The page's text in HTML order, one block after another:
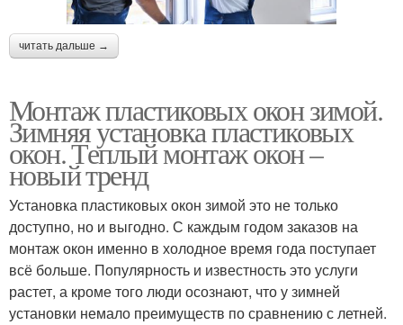
читать дальше →
Монтаж пластиковых окон зимой.
Зимняя установка пластиковых
окон. Теплый монтаж окон –
новый тренд
Установка пластиковых окон зимой это не только
доступно, но и выгодно. С каждым годом заказов на
монтаж окон именно в холодное время года поступает
всё больше. Популярность и известность это услуги
растет, а кроме того люди осознают, что у зимней
установки немало преимуществ по сравнению с летней.